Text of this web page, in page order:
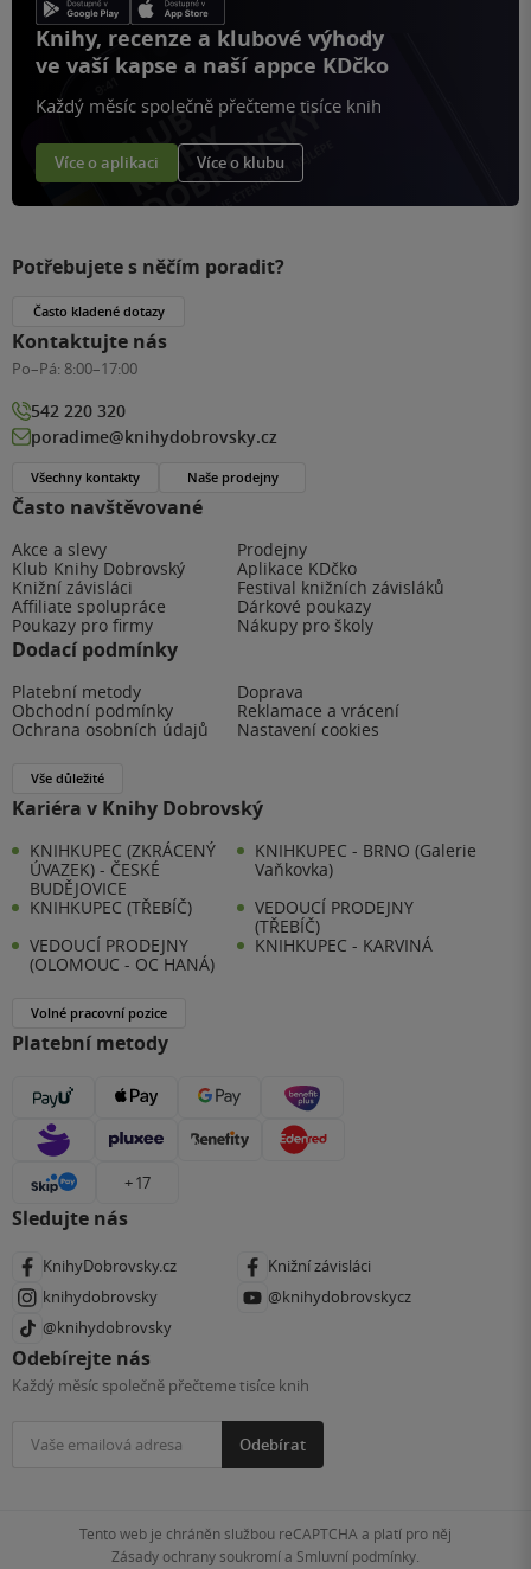
Knihy, recenze a klubové výhody
ve vaší kapse a naší appce KDčko
Každý měsíc společně přečteme tisíce knih
Více o aplikaci Více o klubu
Často navštěvované
Akce a slevy
Prodejny
Klub Knihy Dobrovský
Aplikace KDčko
Knižní závisláci
Festival knižních závisláků
Affiliate spolupráce
Dárkové poukazy
Poukazy pro firmy
Nákupy pro školy
Dodací podmínky
Platební metody
Doprava
Obchodní podmínky
Reklamace a vrácení
Ochrana osobních údajů
Nastavení cookies
Vše důležité
Kariéra v Knihy Dobrovský
KNIHKUPEC (ZKRÁCENÝ
ÚVAZEK) - ČESKÉ
BUDĚJOVICE
KNIHKUPEC - BRNO (Galerie
Vaňkovka)
KNIHKUPEC (TŘEBÍČ)
VEDOUCÍ PRODEJNY
(TŘEBÍČ)
VEDOUCÍ PRODEJNY
(OLOMOUC - OC HANÁ)
KNIHKUPEC - KARVINÁ
Volné pracovní pozice
Platební metody
+ 17
Sledujte nás
KnihyDobrovsky.cz
Knižní závisláci
knihydobrovsky
@knihydobrovskycz
@knihydobrovsky
Odebírejte nás
Každý měsíc společně přečteme tisíce knih
Odebírat
Potřebujete s něčím poradit?
Často kladené dotazy
Kontaktujte nás
Po–Pá: 8:00–17:00
542 220 320
poradime@knihydobrovsky.cz
Všechny kontakty Naše prodejny
Tento web je chráněn službou reCAPTCHA a platí pro něj
Zásady ochrany soukromía Smluvní podmínky